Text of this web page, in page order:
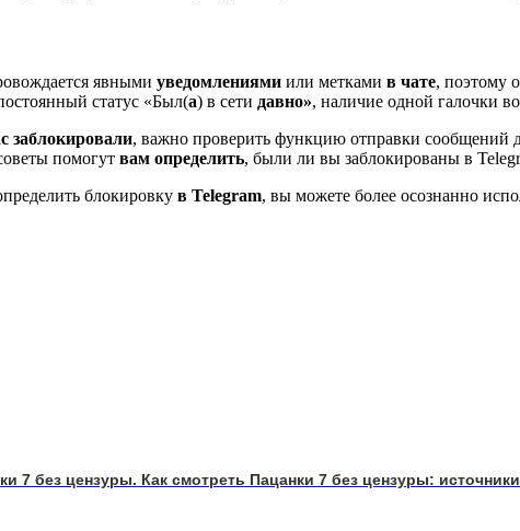
явными уведомлениями или метками в чате, поэтому
статус «Был(а) в сети давно», наличие одной галочки
заблокировали, важно проверить функцию отправки сообщений
помогут вам определить, были ли вы заблокированы в
блокировку в Telegram, вы можете более осознанно
7 без цензуры. Как смотреть Пацанки 7 без цензуры: